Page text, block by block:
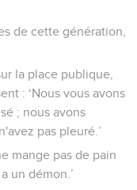
de cette génération,
la place publique,
: ‘Nous vous avons
; nous avons
pas pleuré.’
mange pas de pain
un démon.’